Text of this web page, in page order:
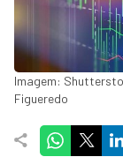
Imagem:
Figueredo